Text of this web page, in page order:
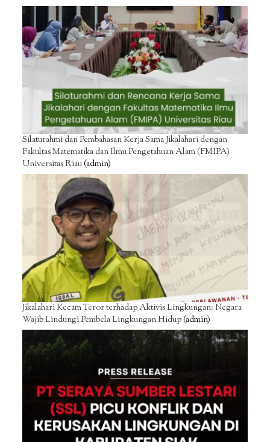
Silaturahmi dan Pembahasan Kerja Sama Jikalahari dengan
Fakultas Matematika dan Ilmu Pengetahuan Alam (FMIPA)
Universitas Riau(admin)
Jikalahari Kecam Teror terhadap Aktivis Lingkungan: Negara
Wajib Lindungi Pembela Lingkungan Hidup(admin)